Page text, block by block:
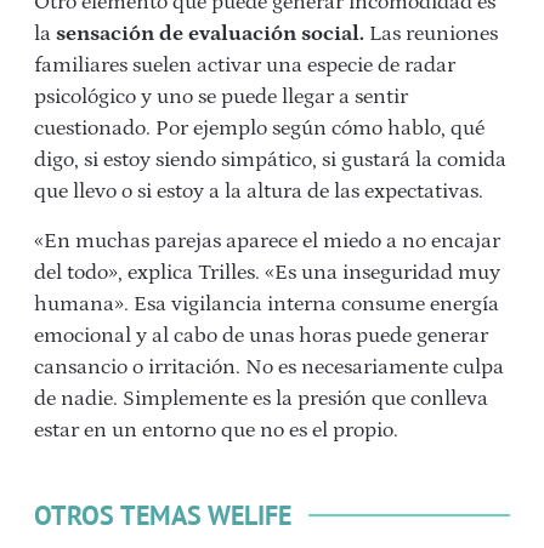
la sensación de evaluación social. Las reuniones
familiares suelen activar una especie de radar
psicológico y uno se puede llegar a sentir
cuestionado. Por ejemplo según cómo hablo, qué
digo, si estoy siendo simpático, si gustará la comida
que llevo o si estoy a la altura de las expectativas.
«En muchas parejas aparece el miedo a no encajar
del todo», explica Trilles. «Es una inseguridad muy
humana». Esa vigilancia interna consume energía
emocional y al cabo de unas horas puede generar
cansancio o irritación. No es necesariamente culpa
de nadie. Simplemente es la presión que conlleva
estar en un entorno que no es el propio.
OTROS TEMAS WELIFE